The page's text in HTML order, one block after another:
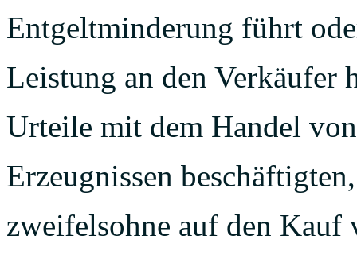
Entgeltminderung führt
Leistung an den Verkäufer
Urteile mit dem Handel
Erzeugnissen
zweifelsohne auf den Kauf